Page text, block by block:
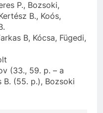
P., Bozsoki,
B., Koós,
B, Kócsa, Fügedi,
(33., 59. p. – a
B. (55. p.), Bozsoki